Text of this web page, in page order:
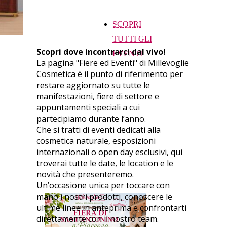
l’esperienza Millevoglie.
Scopri dove incontrarci dal vivo!
La pagina "Fiere ed Eventi" di Millevoglie
Cosmetica è il punto di riferimento per
restare aggiornato su tutte le
manifestazioni, fiere di settore e
appuntamenti speciali a cui
partecipiamo durante l’anno.
Che si tratti di eventi dedicati alla
cosmetica naturale, esposizioni
internazionali o open day esclusivi, qui
troverai tutte le date, le location e le
novità che presenteremo.
Un’occasione unica per toccare con
mano i nostri prodotti, conoscere le
ultime linee in anteprima e confrontarti
direttamente con il nostro team.
SCOPRI
TUTTI GLI
EVENTI